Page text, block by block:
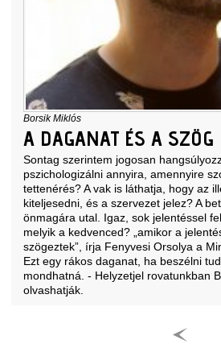
Borsik Miklós
A DAGANAT ÉS A SZÖG
Sontag szerintem jogosan
pszichologizálni annyira, amennyire
tettenérés? A vak is láthatja, hogy az
kiteljesedni, és a szervezet jelez? A
önmagára utal. Igaz, sok jelentéssel
melyik a kedvenced? „amikor a
szögeztek”, írja Fenyvesi Orsolya a
Ezt egy rákos daganat, ha beszélni
mondhatná. - Helyzetjel rovatunkban
olvashatják.